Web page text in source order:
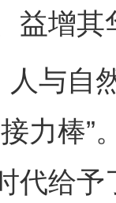
益增其
与自
力棒”
代给